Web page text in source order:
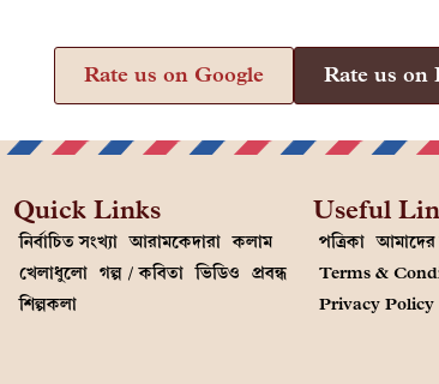
Rate us on Google Rate us on
Quick Links
নির্বাচিত সংখ্যা আরামকেদারা কলাম
খেলাধুলো গল্প / কবিতা ভিডিও প্রবন্ধ
শিল্পকলা
Useful
পত্রিকা
Terms &
Privacy Policy